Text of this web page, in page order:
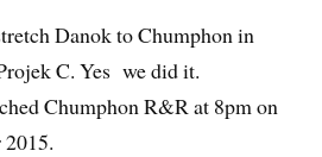
Danok to Chumphon in
C. Yes we did it.
Chumphon R&R at 8pm on
2015.